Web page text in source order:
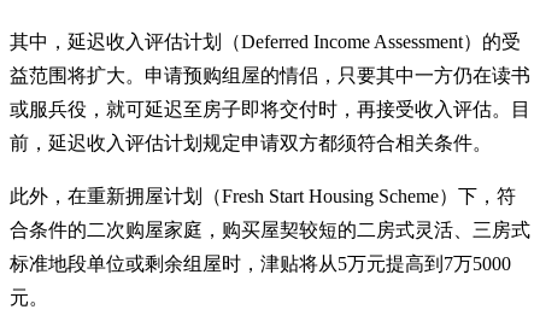
其中，延迟收入评估计划（Deferred Income Assessment）的受
益范围将扩大。申请预购组屋的情侣，只要其中一方仍在读书
或服兵役，就可延迟至房子即将交付时，再接受收入评估。目
前，延迟收入评估计划规定申请双方都须符合相关条件。
此外，在重新拥屋计划（Fresh Start Housing Scheme）下，符
合条件的二次购屋家庭，购买屋契较短的二房式灵活、三房式
标准地段单位或剩余组屋时，津贴将从5万元提高到7万5000
元。